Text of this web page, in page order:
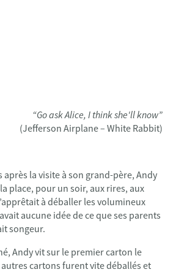
“Go ask Alice, I think she'll know”
(Jefferson Airplane – White Rabbit)
la visite à son grand-père, Andy
place, pour un soir, aux rires, aux
à déballer les volumineux
aucune idée de ce que ses parents
songeur.
Andy vit sur le premier carton le
cartons furent vite déballés et